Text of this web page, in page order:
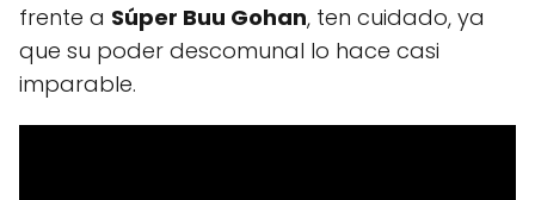
frente a Súper Buu Gohan, ten cuidado, ya
que su poder descomunal lo hace casi
imparable.